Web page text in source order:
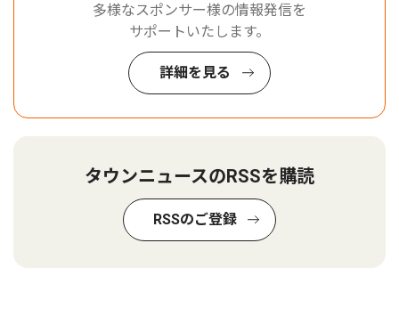
多様なスポンサー様の情報発信を
サポートいたします。
詳細を見る
タウンニュースのRSSを購読
RSSのご登録